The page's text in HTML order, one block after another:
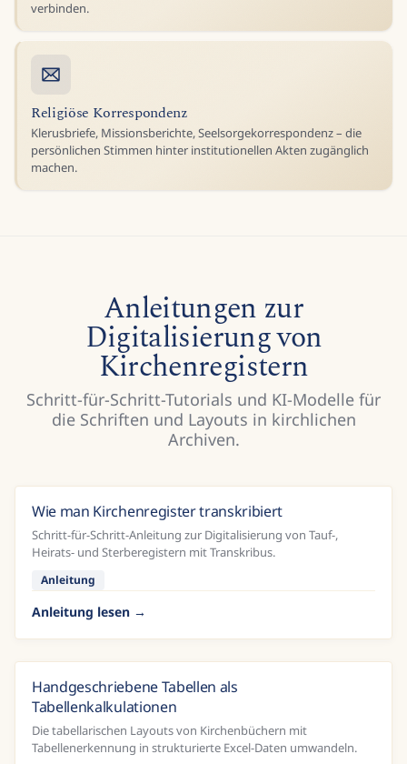
verbinden.
Religiöse Korrespondenz
Klerusbriefe, Missionsberichte, Seelsorgekorrespondenz – die
persönlichen Stimmen hinter institutionellen Akten zugänglich
machen.
Anleitungen zur
Digitalisierung von
Kirchenregistern
Schritt-für-Schritt-Tutorials und KI-Modelle für
die Schriften und Layouts in kirchlichen
Archiven.
Wie man Kirchenregister transkribiert
Schritt-für-Schritt-Anleitung zur Digitalisierung von Tauf-,
Heirats- und Sterberegistern mit Transkribus.
Anleitung
Anleitung lesen
Handgeschriebene Tabellen als
Tabellenkalkulationen
Die tabellarischen Layouts von Kirchenbüchern mit
Tabellenerkennung in strukturierte Excel-Daten umwandeln.